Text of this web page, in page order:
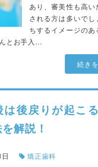
あり、審美性も高い
される方は多いでし
ちするイメージのあ
とお手入…
続き
は後戻りが起こ
解説！
矯正歯科